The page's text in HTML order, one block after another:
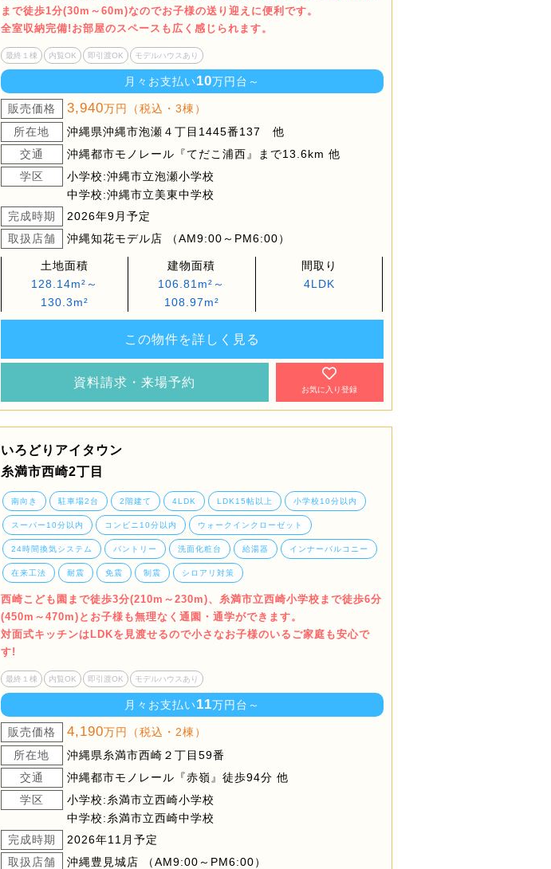
まで徒歩1分(30m～60m)なのでお子様の送り迎えに便利です。
全室収納完備!お部屋のスペースも広く感じられます。
最終１棟 内覧OK 即引渡OK モデルハウスあり
月々お支払い10万円台～
販売価格 3,940万円（税込・3棟）
所在地
沖縄県沖縄市泡瀬４丁目1445番137 他
交通
沖縄都市モノレール『てだこ浦西』まで13.6km 他
学区
小学校:沖縄市立泡瀬小学校
中学校:沖縄市立美東中学校
完成時期
2026年9月予定
取扱店舗
沖縄知花モデル店 （AM9:00～PM6:00）
土地面積
128.14m²～
130.3m²
建物面積
106.81m²～
108.97m²
間取り
4LDK
この物件を詳しく見る
資料請求・来場予約
お気に入り登録
いろどりアイタウン
糸満市西崎2丁目
南向き 駐車場2台 2階建て 4LDK LDK15帖以上 小学校10分以内
スーパー10分以内 コンビニ10分以内 ウォークインクローゼット
24時間換気システム パントリー 洗面化粧台 給湯器 インナーバルコニー
在来工法 耐震 免震 制震 シロアリ対策
西崎こども園まで徒歩3分(210m～230m)、糸満市立西崎小学校まで徒歩6分
(450m～470m)とお子様も無理なく通園・通学ができます。
対面式キッチンはLDKを見渡せるので小さなお子様のいるご家庭も安心で
す!
最終１棟 内覧OK 即引渡OK モデルハウスあり
月々お支払い11万円台～
販売価格 4,190万円（税込・2棟）
所在地
沖縄県糸満市西崎２丁目59番
交通
沖縄都市モノレール『赤嶺』徒歩94分 他
学区
小学校:糸満市立西崎小学校
中学校:糸満市立西崎中学校
完成時期
2026年11月予定
取扱店舗
沖縄豊見城店 （AM9:00～PM6:00）